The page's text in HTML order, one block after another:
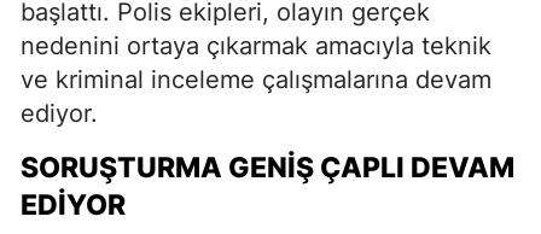
başlattı. Polis ekipleri, olayın gerçek
nedenini ortaya çıkarmak amacıyla teknik
ve kriminal inceleme çalışmalarına devam
ediyor.
SORUŞTURMA GENİŞ ÇAPLI DEVAM
EDİYOR